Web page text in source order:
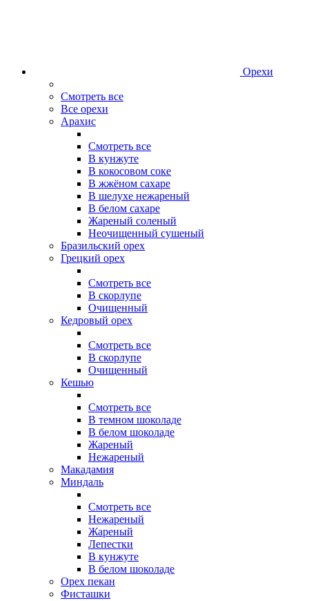
Орехи
Смотреть все
Все орехи
Арахис
Смотреть все
В кунжуте
В кокосовом соке
В жжёном сахаре
В шелухе нежареный
В белом сахаре
Жареный соленый
Неочищенный сушеный
Бразильский орех
Грецкий орех
Смотреть все
В скорлупе
Очищенный
Кедровый орех
Смотреть все
В скорлупе
Очищенный
Кешью
Смотреть все
В темном шоколаде
В белом шоколаде
Жареный
Нежареный
Макадамия
Миндаль
Смотреть все
Нежареный
Жареный
Лепестки
В кунжуте
В белом шоколаде
Орех пекан
Фисташки